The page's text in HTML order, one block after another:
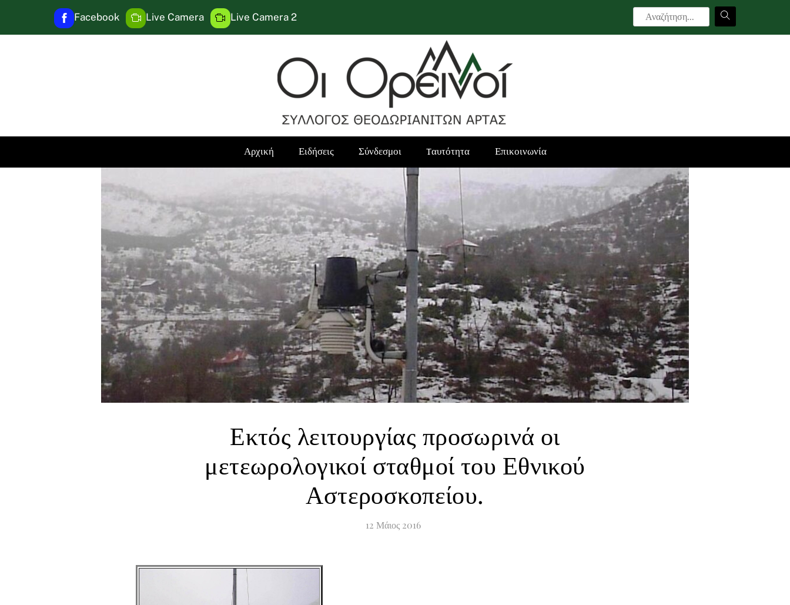
content
Facebook Live Camera Live Camera 2
Αρχική Ειδήσεις Σύνδεσμοι Tαυτότητα Επικοινωνία
Εκτός λειτουργίας προσωρινά οι
μετεωρολογικοί σταθμοί του Εθνικού
Αστεροσκοπείου.
12 Μάιος 2016